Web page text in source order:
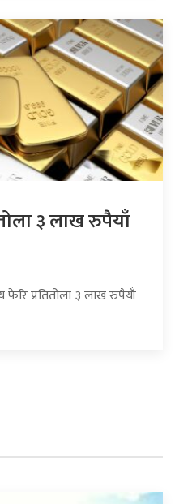
३ लाख रुपैयाँ
प्रतितोला ३ लाख रुपैयाँ